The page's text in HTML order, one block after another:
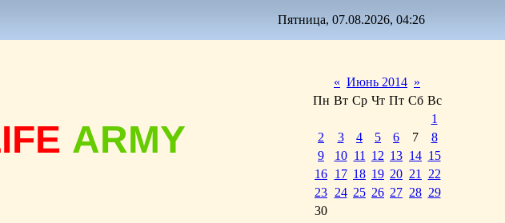
Пятница, 07.08.2026, 04:26
ARMY
« Июнь 2014 »
Пн Вт Ср Чт Пт Сб Вс
1
2
3 4 5 6 7
8
9
10 11 12 13 14 15
16 17 18 19 20 21
22
23 24 25 26 27 28 29
30